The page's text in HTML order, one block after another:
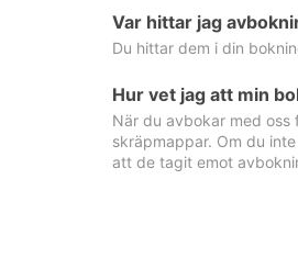
Var hittar jag
Du hittar dem i din
Hur vet jag att min
När du avbokar med oss
skräpmappar. Om du
att de tagit emot